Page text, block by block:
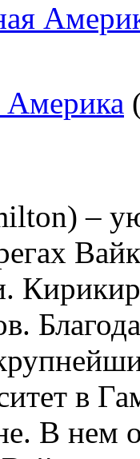
–
в
В нем